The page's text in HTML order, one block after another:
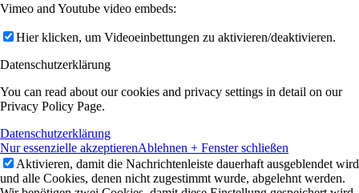
Vimeo and Youtube video embeds:
Hier klicken, um Videoeinbettungen zu aktivieren/deaktivieren.
Datenschutzerklärung
You can read about our cookies and privacy settings in detail on our
Privacy Policy Page.
Datenschutzerklärung
Nur essenzielle akzeptierenAblehnen + Fenster schließen
Aktivieren, damit die Nachrichtenleiste dauerhaft ausgeblendet wird
und alle Cookies, denen nicht zugestimmt wurde, abgelehnt werden.